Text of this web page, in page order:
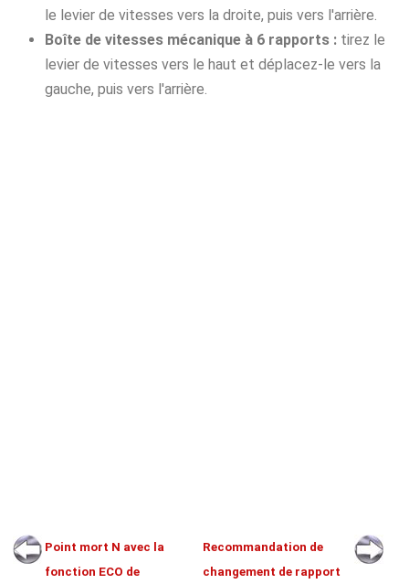
le levier de vitesses vers la droite, puis vers l'arrière.
Boîte de vitesses mécanique à 6 rapports :tirez le
levier de vitesses vers le haut et déplacez-le vers la
gauche, puis vers l'arrière.
Point mort N avec la
fonction ECO de
Recommandation de
changement de rapport